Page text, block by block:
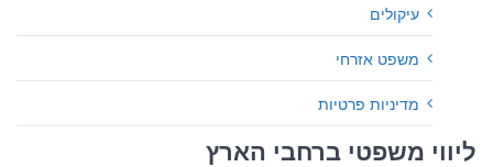
עיקולים
משפט אזרחי
מדיניות פרטיות
ליווי משפטי ברחבי הארץ